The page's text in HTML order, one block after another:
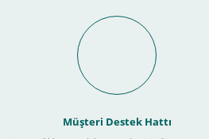
Müşteri Destek Hattı